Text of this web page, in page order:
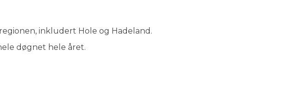
inkludert Hole og Hadeland.
døgnet hele året.